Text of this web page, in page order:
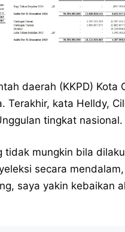
daerah (KKPD) Kota
Terakhir, kata Helldy,
tingkat nasional.
tidak mungkin bila
secara
saya yakin kebaikan